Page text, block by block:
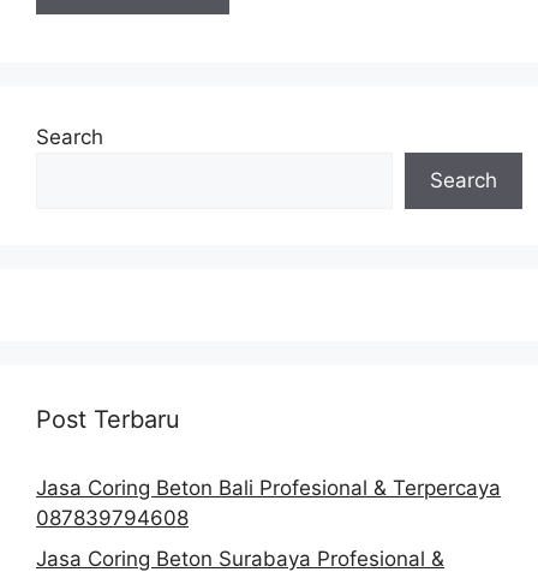
Search
Search
Post Terbaru
Jasa Coring Beton Bali Profesional & Terpercaya
087839794608
Jasa Coring Beton Surabaya Profesional &